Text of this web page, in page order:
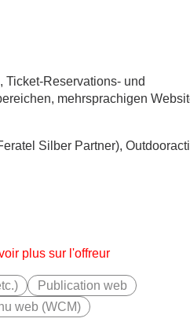
Ticket-Reservations- und
mehrsprachigen
Silber Partner),
plus sur l'offreur
Publication web
web (WCM)